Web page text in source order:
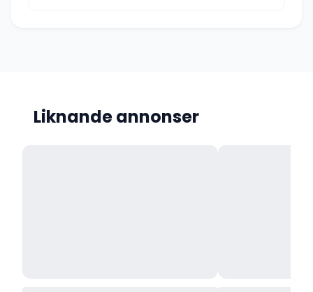
Liknande annonser